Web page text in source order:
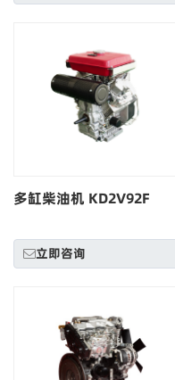
多缸柴油机 KD2V92F
立即咨询